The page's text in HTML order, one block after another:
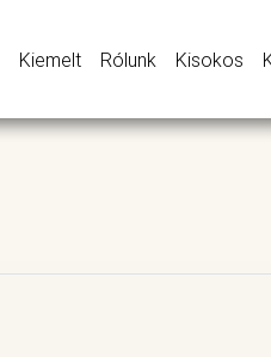
Kiemelt Rólunk Kisokos